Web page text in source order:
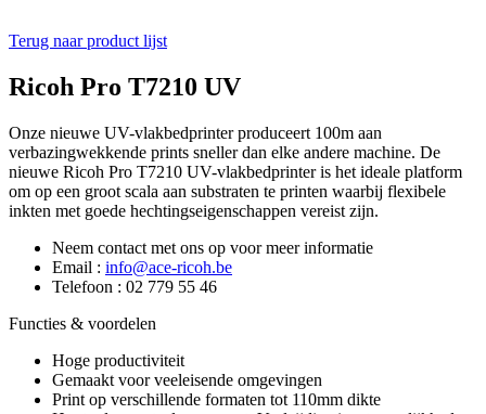
Terug naar product lijst
Ricoh Pro T7210 UV
Onze nieuwe UV-vlakbedprinter produceert 100m aan
verbazingwekkende prints sneller dan elke andere machine. De
nieuwe Ricoh Pro T7210 UV-vlakbedprinter is het ideale platform
om op een groot scala aan substraten te printen waarbij flexibele
inkten met goede hechtingseigenschappen vereist zijn.
Neem contact met ons op voor meer informatie
Email : info@ace-ricoh.be
Telefoon : 02 779 55 46
Functies & voordelen
Hoge productiviteit
Gemaakt voor veeleisende omgevingen
Print op verschillende formaten tot 110mm dikte